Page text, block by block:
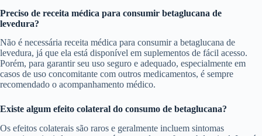
Preciso de receita médica para consumir betaglucana de
levedura?
Não é necessária receita médica para consumir a betaglucana de
levedura, já que ela está disponível em suplementos de fácil acesso.
Porém, para garantir seu uso seguro e adequado, especialmente em
casos de uso concomitante com outros medicamentos, é sempre
recomendado o acompanhamento médico.
Existe algum efeito colateral do consumo de betaglucana?
Os efeitos colaterais são raros e geralmente incluem sintomas